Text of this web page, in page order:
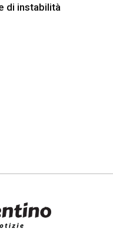
di instabilità